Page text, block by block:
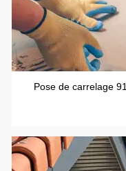
Pose de carrelage 91